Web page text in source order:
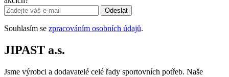
Odeslat
Souhlasím se zpracováním osobních údajů.
JIPAST a.s.
Jsme výrobci a dodavatelé celé řady sportovních potřeb. Naše